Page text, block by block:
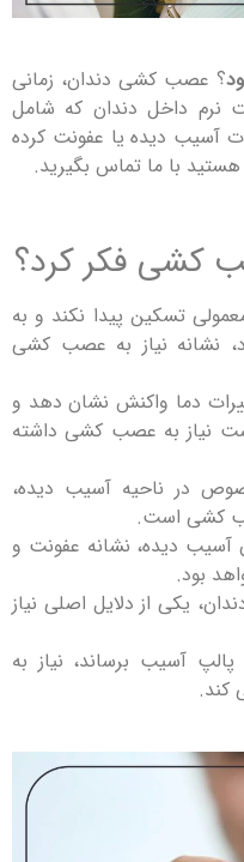
؟ عصب کشی دندان، زمانی
نرم داخل دندان که شامل
دیده یا عفونت کرده
هستید با ما تماس بگیرید.
کشی فکر کرد؟
تسکین پیدا نکند و به
نیاز به عصب کشی
دما واکنش نشان دهد و
نیاز به عصب کشی داشته
در ناحیه آسیب دیده،
کشی است.
آسیب دیده، نشانه عفونت و
بود.
یکی از دلایل اصلی نیاز
آسیب برساند، نیاز به
کند.